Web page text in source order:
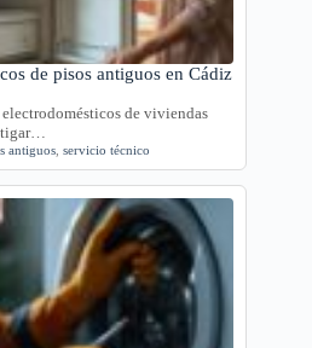
de pisos antiguos en Cádiz
de viviendas
antiguos servicio técnico